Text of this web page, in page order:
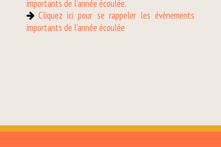
importants de l'année écoulée.
Cliquez ici pour se rappeler les évènements
importants de l'année écoulée